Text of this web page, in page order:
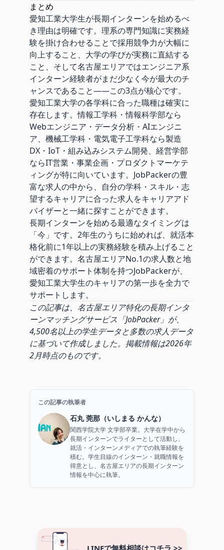
まとめ
愛知工業大学生が長期インターンを始めるべ
き理由は明確です。理系の専門知識に実務経
験を掛け合わせることで採用競争力が大幅に
向上すること、大学の学びが実務に直結する
こと、そして名古屋エリアではエンジニア系
インターン経験者がまだ少なく今が最大のチ
ャンスであること——この3点が核心です。
愛知工業大学の各学科に合った職種は確実に
存在します。情報工学科・情報科学部なら
Webエンジニア・データ分析・AIエンジニ
ア、機械工学科・電気電子工学科なら製造
DX・IoT・組み込みシステム開発、経営学部
ならIT営業・事業企画・プロダクトマーケテ
ィングが特に向いています。JobPackerの豊
富な求人の中から、自分の学科・スキル・志
望するキャリアに合った求人をキャリアアド
バイザーと一緒に探すことができます。
長期インターンを始める最適なタイミングは
「今」です。2年生のうちに始めれば、就活本
格化前に1年以上の実務経験を積み上げること
ができます。名古屋エリアNo.1の求人数と地
域密着のサポート体制を持つJobPackerが、
愛知工業大学生のキャリアの第一歩を全力で
サポートします。
この記事は、名古屋エリア特化の長期インタ
ーンマッチングサービス「JobPacker」が、
4,500名以上の学生データと多数の求人データ
に基づいて作成しました。掲載情報は2026年
2月時点のものです。
この記事の執筆者
石丸 莞那（いしまる かんな）
関西学院大学 文学部卒業。大学在学中から
長期インターンでライターとして活動し、
就活・インターンメディアでの執筆経験を
積む。学生目線のインターン・就職情報を
得意とし、名古屋エリアの長期インターン
情報を中心に執筆。
LINEで無料相談はコチラ >>